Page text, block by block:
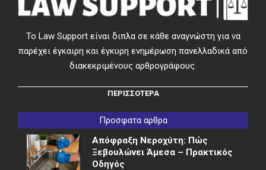
Το Law Support είναι διπλα σε κάθε αναγνώστη για να
παρέχει έγκαιρη και έγκυρη ενημέρωση πανελλαδικά από
διακεκριμένους αρθρογράφους.
ΠΕΡΙΣΣΟΤΕΡΑ
Προσφατα αρθρα
Απόφραξη Νεροχύτη: Πώς
Ξεβουλώνει Άμεσα – Πρακτικός
Οδηγός